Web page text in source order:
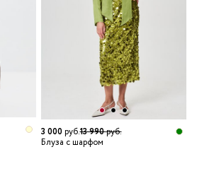
3 000руб.13 990руб.
Блуза с шарфом